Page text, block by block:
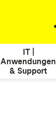
IT |
Anwendungen
& Support